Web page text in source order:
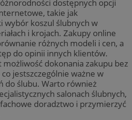
dostępnych opcji
takie jak
wybór koszul ślubnych w
i krojach. Zakupy online
różnych modeli i cen, a
do opinii innych klientów.
dokonania zakupu bez
jestszczególnie ważne w
do ślubu. Warto również
salonach ślubnych,
doradztwo i przymierzyć